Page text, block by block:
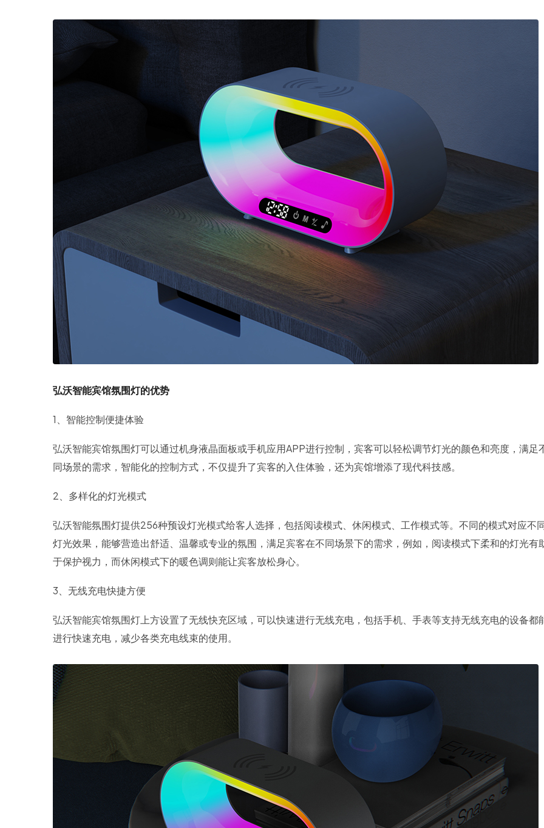
弘沃智能宾馆氛围灯的优势
1、智能控制便捷体验
弘沃智能宾馆氛围灯可以通过机身液晶面板或手机应用APP进行控制，宾客可以轻松调节灯光的颜色和亮度，满足
同场景的需求，智能化的控制方式，不仅提升了宾客的入住体验，还为宾馆增添了现代科技感。
2、多样化的灯光模式
弘沃智能氛围灯提供256种预设灯光模式给客人选择，包括阅读模式、休闲模式、工作模式等。不同的模式对应不
灯光效果，能够营造出舒适、温馨或专业的氛围，满足宾客在不同场景下的需求，例如，阅读模式下柔和的灯光有
于保护视力，而休闲模式下的暖色调则能让宾客放松身心。
3、无线充电快捷方便
弘沃智能宾馆氛围灯上方设置了无线快充区域，可以快速进行无线充电，包括手机、手表等支持无线充电的设备都
进行快速充电，减少各类充电线束的使用。